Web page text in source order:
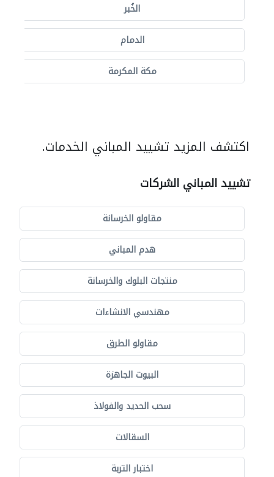
الخُبر
الدمام
مكة المكرمة
اكتشف المزيد تشييد المباني الخدمات.
تشييد المباني الشركات
مقاولو الخرسانة
هدم المباني
منتجات البلوك والخرسانة
مهندسي الانشاءات
مقاولو الطرق
البيوت الجاهزة
سحب الحديد والفولاذ
السقالات
اختبار التربة